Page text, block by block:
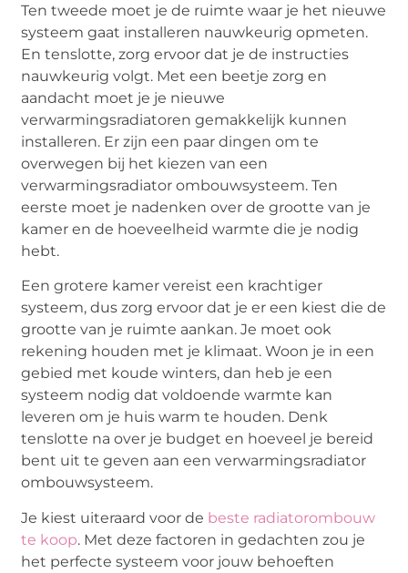
Ten tweede moet je de ruimte waar je het nieuwe
systeem gaat installeren nauwkeurig opmeten.
En tenslotte, zorg ervoor dat je de instructies
nauwkeurig volgt. Met een beetje zorg en
aandacht moet je je nieuwe
verwarmingsradiatoren gemakkelijk kunnen
installeren. Er zijn een paar dingen om te
overwegen bij het kiezen van een
verwarmingsradiator ombouwsysteem. Ten
eerste moet je nadenken over de grootte van je
kamer en de hoeveelheid warmte die je nodig
hebt.
Een grotere kamer vereist een krachtiger
systeem, dus zorg ervoor dat je er een kiest die de
grootte van je ruimte aankan. Je moet ook
rekening houden met je klimaat. Woon je in een
gebied met koude winters, dan heb je een
systeem nodig dat voldoende warmte kan
leveren om je huis warm te houden. Denk
tenslotte na over je budget en hoeveel je bereid
bent uit te geven aan een verwarmingsradiator
ombouwsysteem.
Je kiest uiteraard voor de beste radiatorombouw
te koop. Met deze factoren in gedachten zou je
het perfecte systeem voor jouw behoeften